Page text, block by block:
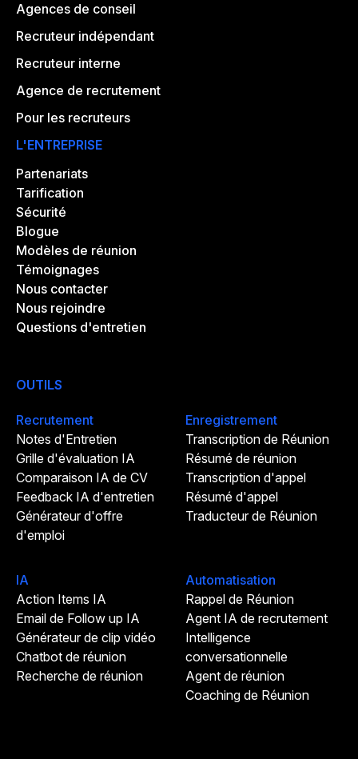
Agences de conseil
Recruteur indépendant
Recruteur interne
Agence de recrutement
Pour les recruteurs
L'ENTREPRISE
Partenariats
Tarification
Sécurité
Blogue
Modèles de réunion
Témoignages
Nous contacter
Nous rejoindre
Questions d'entretien
OUTILS
Recrutement
Notes d'Entretien
Grille d'évaluation IA
Comparaison IA de CV
Feedback IA d'entretien
Générateur d'offre
d'emploi
Enregistrement
Transcription de Réunion
Résumé de réunion
Transcription d'appel
Résumé d'appel
Traducteur de Réunion
IA
Action Items IA
Email de Follow up IA
Générateur de clip vidéo
Chatbot de réunion
Recherche de réunion
Automatisation
Rappel de Réunion
Agent IA de recrutement
Intelligence
conversationnelle
Agent de réunion
Coaching de Réunion